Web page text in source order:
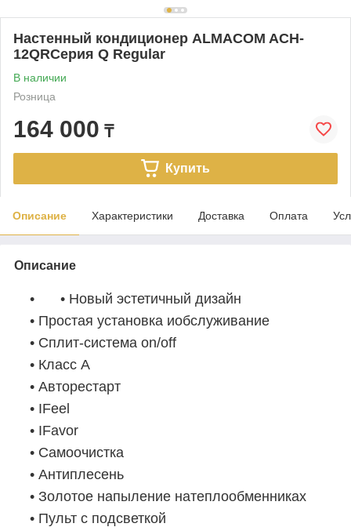
Настенный кондиционер ALMACOM ACH-
12QRСерия Q Regular
В наличии
Розница
164 000 ₸
Купить
Описание Характеристики Доставка Оплата
Описание
• Новый эстетичный дизайн
• Простая установка иобслуживание
• Сплит-система on/off
• Класс А
• Авторестарт
• IFeel
• IFavor
• Самоочистка
• Антиплесень
• Золотое напыление натеплообменниках
• Пульт с подсветкой